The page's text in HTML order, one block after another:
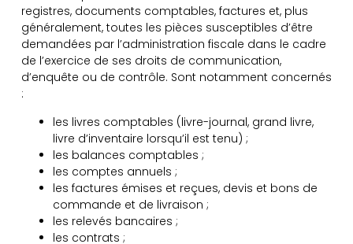
registres, documents comptables, factures et, plus
généralement, toutes les pièces susceptibles d’être
demandées par l’administration fiscale dans le cadre
de l’exercice de ses droits de communication,
d’enquête ou de contrôle. Sont notamment concernés
:
les livres comptables (livre-journal, grand livre,
livre d’inventaire lorsqu’il est tenu) ;
les balances comptables ;
les comptes annuels ;
les factures émises et reçues, devis et bons de
commande et de livraison ;
les relevés bancaires ;
les contrats ;